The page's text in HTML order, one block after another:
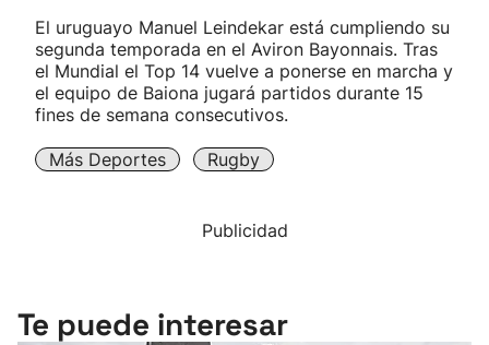
Más deportes
"Helmuga"
El uruguayo Manuel Leindekar está cumpliendo su
segunda temporada en el Aviron Bayonnais. Tras
el Mundial el Top 14 vuelve a ponerse en marcha y
el equipo de Baiona jugará partidos durante 15
fines de semana consecutivos.
Más Deportes Rugby
Publicidad
Te puede interesar